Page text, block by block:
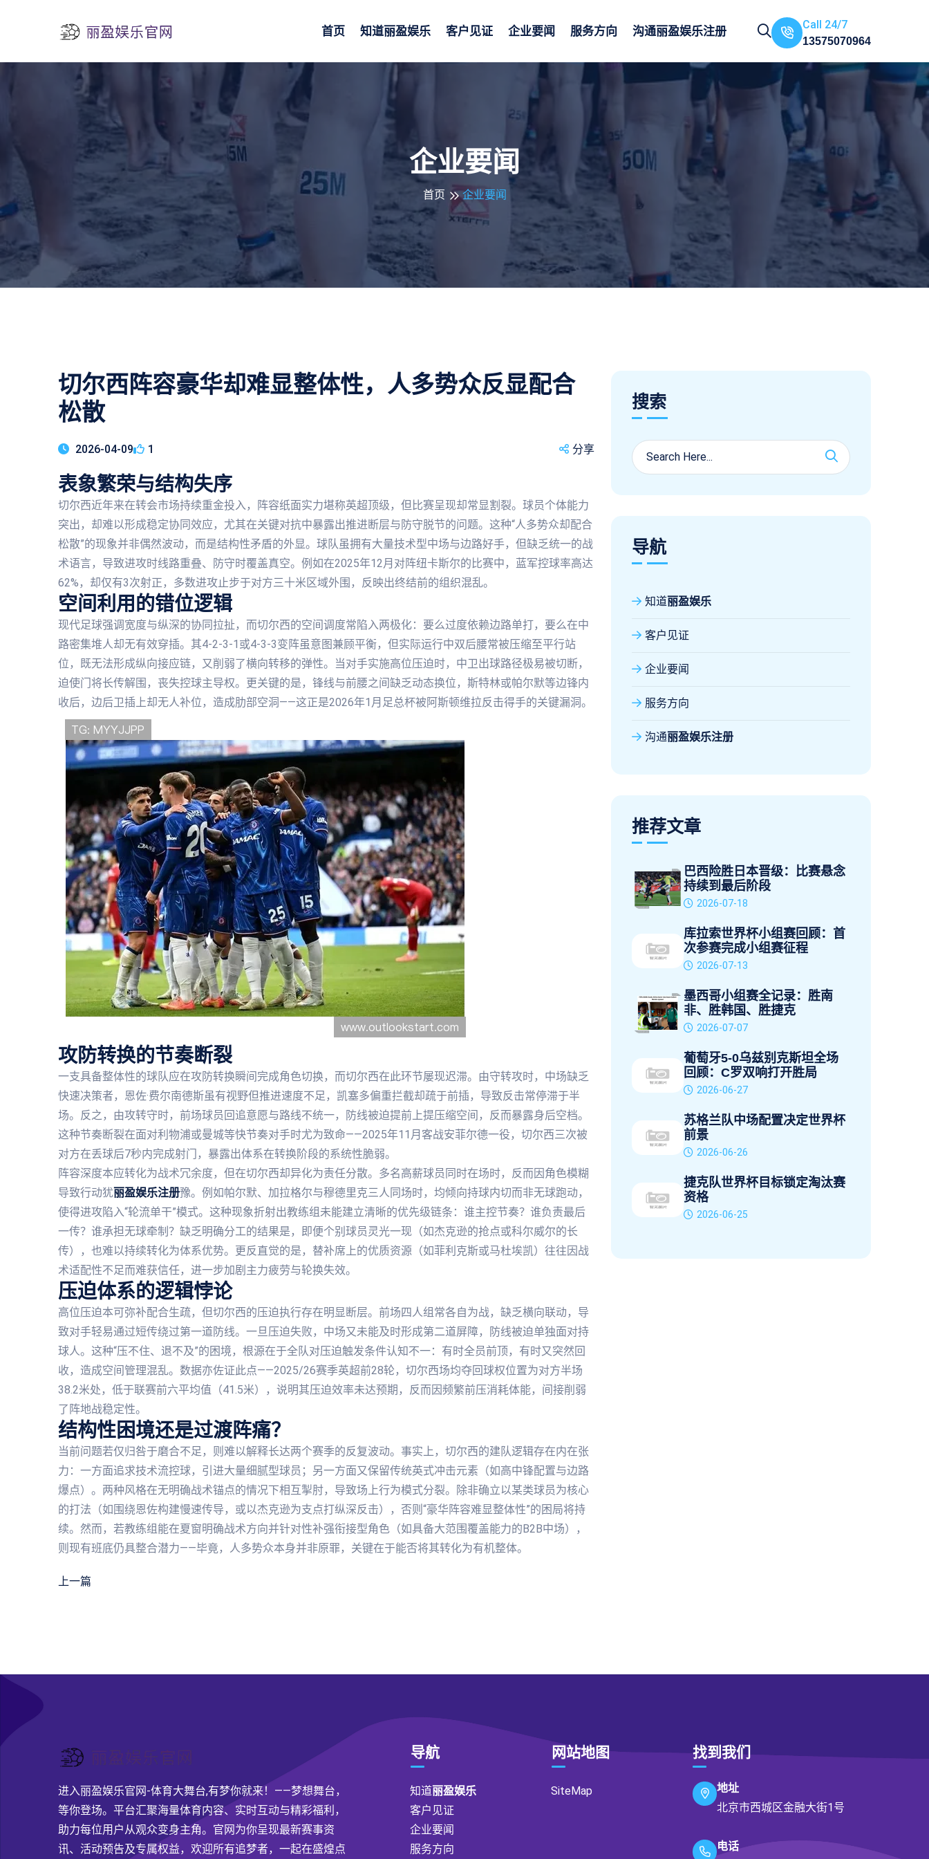
首页 知道丽盈娱乐 客户见证 企业要闻 服务方向 沟通丽盈娱乐注册 Call 24/7
13575070964
企业要闻
首页 企业要闻
切尔西阵容豪华却难显整体性，人多势众反显配合
松散
2026-04-09 1 分享
表象繁荣与结构失序
切尔西近年来在转会市场持续重金投入，阵容纸面实力堪称英超顶级，但比赛呈现却常显割裂。球员个体能力
突出，却难以形成稳定协同效应，尤其在关键对抗中暴露出推进断层与防守脱节的问题。这种“人多势众却配合
松散”的现象并非偶然波动，而是结构性矛盾的外显。球队虽拥有大量技术型中场与边路好手，但缺乏统一的战
术语言，导致进攻时线路重叠、防守时覆盖真空。例如在2025年12月对阵纽卡斯尔的比赛中，蓝军控球率高达
62%，却仅有3次射正，多数进攻止步于对方三十米区域外围，反映出终结前的组织混乱。
空间利用的错位逻辑
现代足球强调宽度与纵深的协同拉扯，而切尔西的空间调度常陷入两极化：要么过度依赖边路单打，要么在中
路密集堆人却无有效穿插。其4-2-3-1或4-3-3变阵虽意图兼顾平衡，但实际运行中双后腰常被压缩至平行站
位，既无法形成纵向接应链，又削弱了横向转移的弹性。当对手实施高位压迫时，中卫出球路径极易被切断，
迫使门将长传解围，丧失控球主导权。更关键的是，锋线与前腰之间缺乏动态换位，斯特林或帕尔默等边锋内
收后，边后卫插上却无人补位，造成肋部空洞——这正是2026年1月足总杯被阿斯顿维拉反击得手的关键漏洞。
攻防转换的节奏断裂
一支具备整体性的球队应在攻防转换瞬间完成角色切换，而切尔西在此环节屡现迟滞。由守转攻时，中场缺乏
快速决策者，恩佐·费尔南德斯虽有视野但推进速度不足，凯塞多偏重拦截却疏于前插，导致反击常停滞于半
场。反之，由攻转守时，前场球员回追意愿与路线不统一，防线被迫提前上提压缩空间，反而暴露身后空档。
这种节奏断裂在面对利物浦或曼城等快节奏对手时尤为致命——2025年11月客战安菲尔德一役，切尔西三次被
对方在丢球后7秒内完成射门，暴露出体系在转换阶段的系统性脆弱。
阵容深度本应转化为战术冗余度，但在切尔西却异化为责任分散。多名高薪球员同时在场时，反而因角色模糊
导致行动犹丽盈娱乐注册豫。例如帕尔默、加拉格尔与穆德里克三人同场时，均倾向持球内切而非无球跑动，
使得进攻陷入“轮流单干”模式。这种现象折射出教练组未能建立清晰的优先级链条：谁主控节奏？谁负责最后
一传？谁承担无球牵制？缺乏明确分工的结果是，即便个别球员灵光一现（如杰克逊的抢点或科尔威尔的长
传），也难以持续转化为体系优势。更反直觉的是，替补席上的优质资源（如菲利克斯或马杜埃凯）往往因战
术适配性不足而难获信任，进一步加剧主力疲劳与轮换失效。
压迫体系的逻辑悖论
高位压迫本可弥补配合生疏，但切尔西的压迫执行存在明显断层。前场四人组常各自为战，缺乏横向联动，导
致对手轻易通过短传绕过第一道防线。一旦压迫失败，中场又未能及时形成第二道屏障，防线被迫单独面对持
球人。这种“压不住、退不及”的困境，根源在于全队对压迫触发条件认知不一：有时全员前顶，有时又突然回
收，造成空间管理混乱。数据亦佐证此点——2025/26赛季英超前28轮，切尔西场均夺回球权位置为对方半场
38.2米处，低于联赛前六平均值（41.5米），说明其压迫效率未达预期，反而因频繁前压消耗体能，间接削弱
了阵地战稳定性。
结构性困境还是过渡阵痛？
当前问题若仅归咎于磨合不足，则难以解释长达两个赛季的反复波动。事实上，切尔西的建队逻辑存在内在张
力：一方面追求技术流控球，引进大量细腻型球员；另一方面又保留传统英式冲击元素（如高中锋配置与边路
爆点）。两种风格在无明确战术锚点的情况下相互掣肘，导致场上行为模式分裂。除非确立以某类球员为核心
的打法（如围绕恩佐构建慢速传导，或以杰克逊为支点打纵深反击），否则“豪华阵容难显整体性”的困局将持
续。然而，若教练组能在夏窗明确战术方向并针对性补强衔接型角色（如具备大范围覆盖能力的B2B中场），
则现有班底仍具整合潜力——毕竟，人多势众本身并非原罪，关键在于能否将其转化为有机整体。
上一篇
搜索
导航
知道丽盈娱乐
客户见证
企业要闻
服务方向
沟通丽盈娱乐注册
推荐文章
巴西险胜日本晋级：比赛悬念
持续到最后阶段
2026-07-18
库拉索世界杯小组赛回顾：首
次参赛完成小组赛征程
2026-07-13
墨西哥小组赛全记录：胜南
非、胜韩国、胜捷克
2026-07-07
葡萄牙5-0乌兹别克斯坦全场
回顾：C罗双响打开胜局
2026-06-27
苏格兰队中场配置决定世界杯
前景
2026-06-26
捷克队世界杯目标锁定淘汰赛
资格
2026-06-25
进入丽盈娱乐官网-体育大舞台,有梦你就来！——梦想舞台，
等你登场。平台汇聚海量体育内容、实时互动与精彩福利，
助力每位用户从观众变身主角。官网为你呈现最新赛事资
讯、活动预告及专属权益，欢迎所有追梦者，一起在盛煌点
导航
知道丽盈娱乐
客户见证
企业要闻
服务方向
网站地图
SiteMap
找到我们
地址
北京市西城区金融大街1号
电话